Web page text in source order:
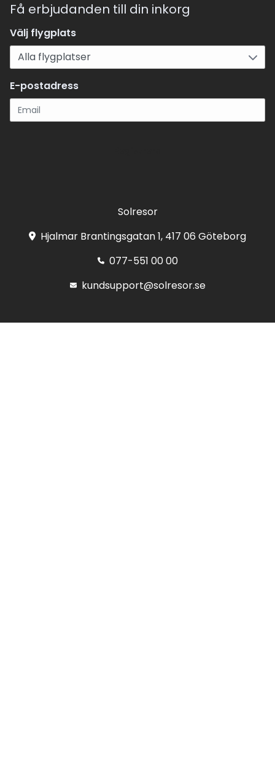
Få erbjudanden till din inkorg
Välj flygplats
E-postadress
Solresor
Hjalmar Brantingsgatan 1, 417 06 Göteborg
077-551 00 00
kundsupport@solresor.se